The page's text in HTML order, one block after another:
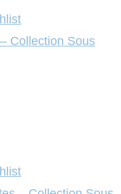
Collection Sous